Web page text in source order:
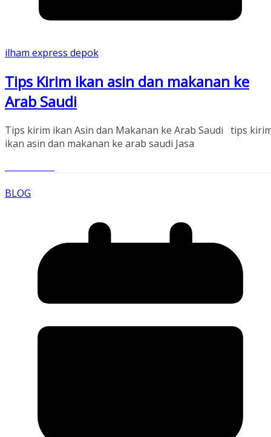
ilham express depok
Tips Kirim ikan asin dan makanan ke
Arab Saudi
Tips kirim ikan Asin dan Makanan ke Arab Saudi tips
ikan asin dan makanan ke arab saudi Jasa
BLOG